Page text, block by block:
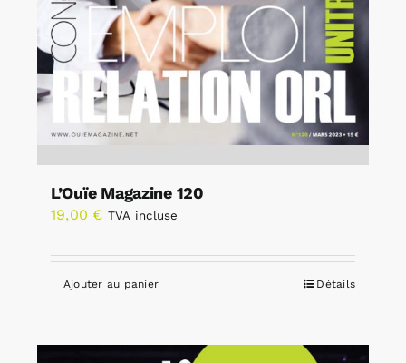
L’Ouïe Magazine 120
19,00 € TVA incluse
Ajouter au panier Détails